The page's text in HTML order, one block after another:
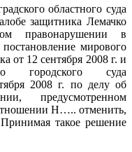
областного суда
защитника Лемачко
правонарушении в
мирового
от 12 сентября 2008 г. и
городского суда
2008 г. по делу об
предусмотренном
Н….. отменить,
такое решение